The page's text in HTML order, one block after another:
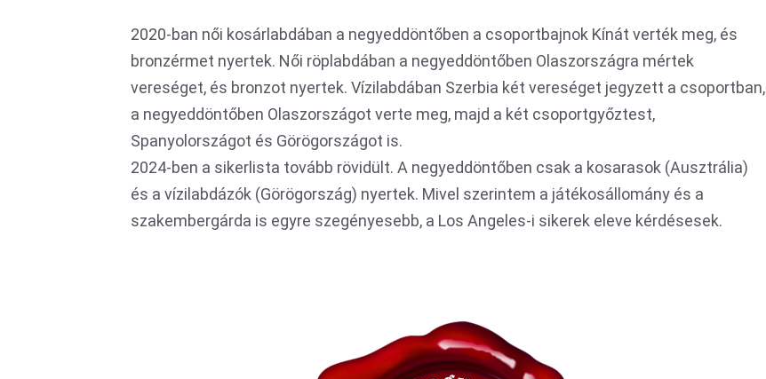
2020-ban női kosárlabdában a negyeddöntőben a csoportbajnok Kínát verték meg, és
bronzérmet nyertek. Női röplabdában a negyeddöntőben Olaszországra mértek
vereséget, és bronzot nyertek. Vízilabdában Szerbia két vereséget jegyzett a csoportban,
a negyeddöntőben Olaszországot verte meg, majd a két csoportgyőztest,
Spanyolországot és Görögországot is.
2024-ben a sikerlista tovább rövidült. A negyeddöntőben csak a kosarasok (Ausztrália)
és a vízilabdázók (Görögország) nyertek. Mivel szerintem a játékosállomány és a
szakembergárda is egyre szegényesebb, a Los Angeles-i sikerek eleve kérdésesek.